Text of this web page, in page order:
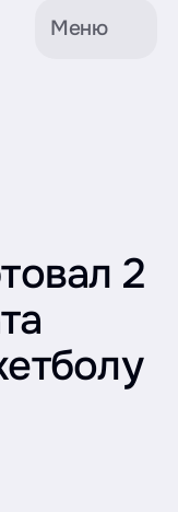
Меню
2